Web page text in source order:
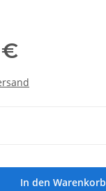
€
In den Warenkorb